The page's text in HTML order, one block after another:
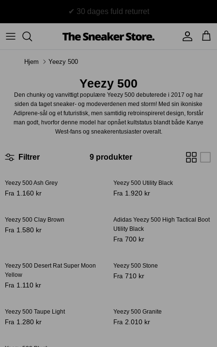
Sneakers
Adidas
UGG
Jordans
New Balance
Stüssy
Supreme
BAPE - A Bathing Ape
TSS Collection
Accessories
Accessories Sneaker boks
Crease protectors Skotræ
Hjem Yeezy 500
Yeezy 500
Den chunky og vanvittigt populære Yeezy 500 debuterede i 2017 og har
siden da taget sneaker- og modeverdenen med storm! Med sin ikoniske
Adiprene-sål og et futuristisk, men samtidig retroinspireret design, forstår
man godt, hvorfor denne model har opnået kultstatus blandt både Kanye
West-fans og sneakerentusiaster overalt.
Filtrer 9 produkter
-50%
Yeezy 500 Ash Grey
Fra 1.160 kr
Yeezy 500 Utility Black
Fra 1.920 kr
-31%
Yeezy 500 Clay Brown
Fra 1.580 kr
Adidas Yeezy 500 High Tactical Boot
Utility Black
Fra 700 kr
Yeezy 500 Desert Rat Super Moon
Yellow
Fra 1.110 kr
Yeezy 500 Stone
Fra 710 kr
Yeezy 500 Taupe Light
Fra 1.280 kr
Yeezy 500 Granite
Fra 2.010 kr